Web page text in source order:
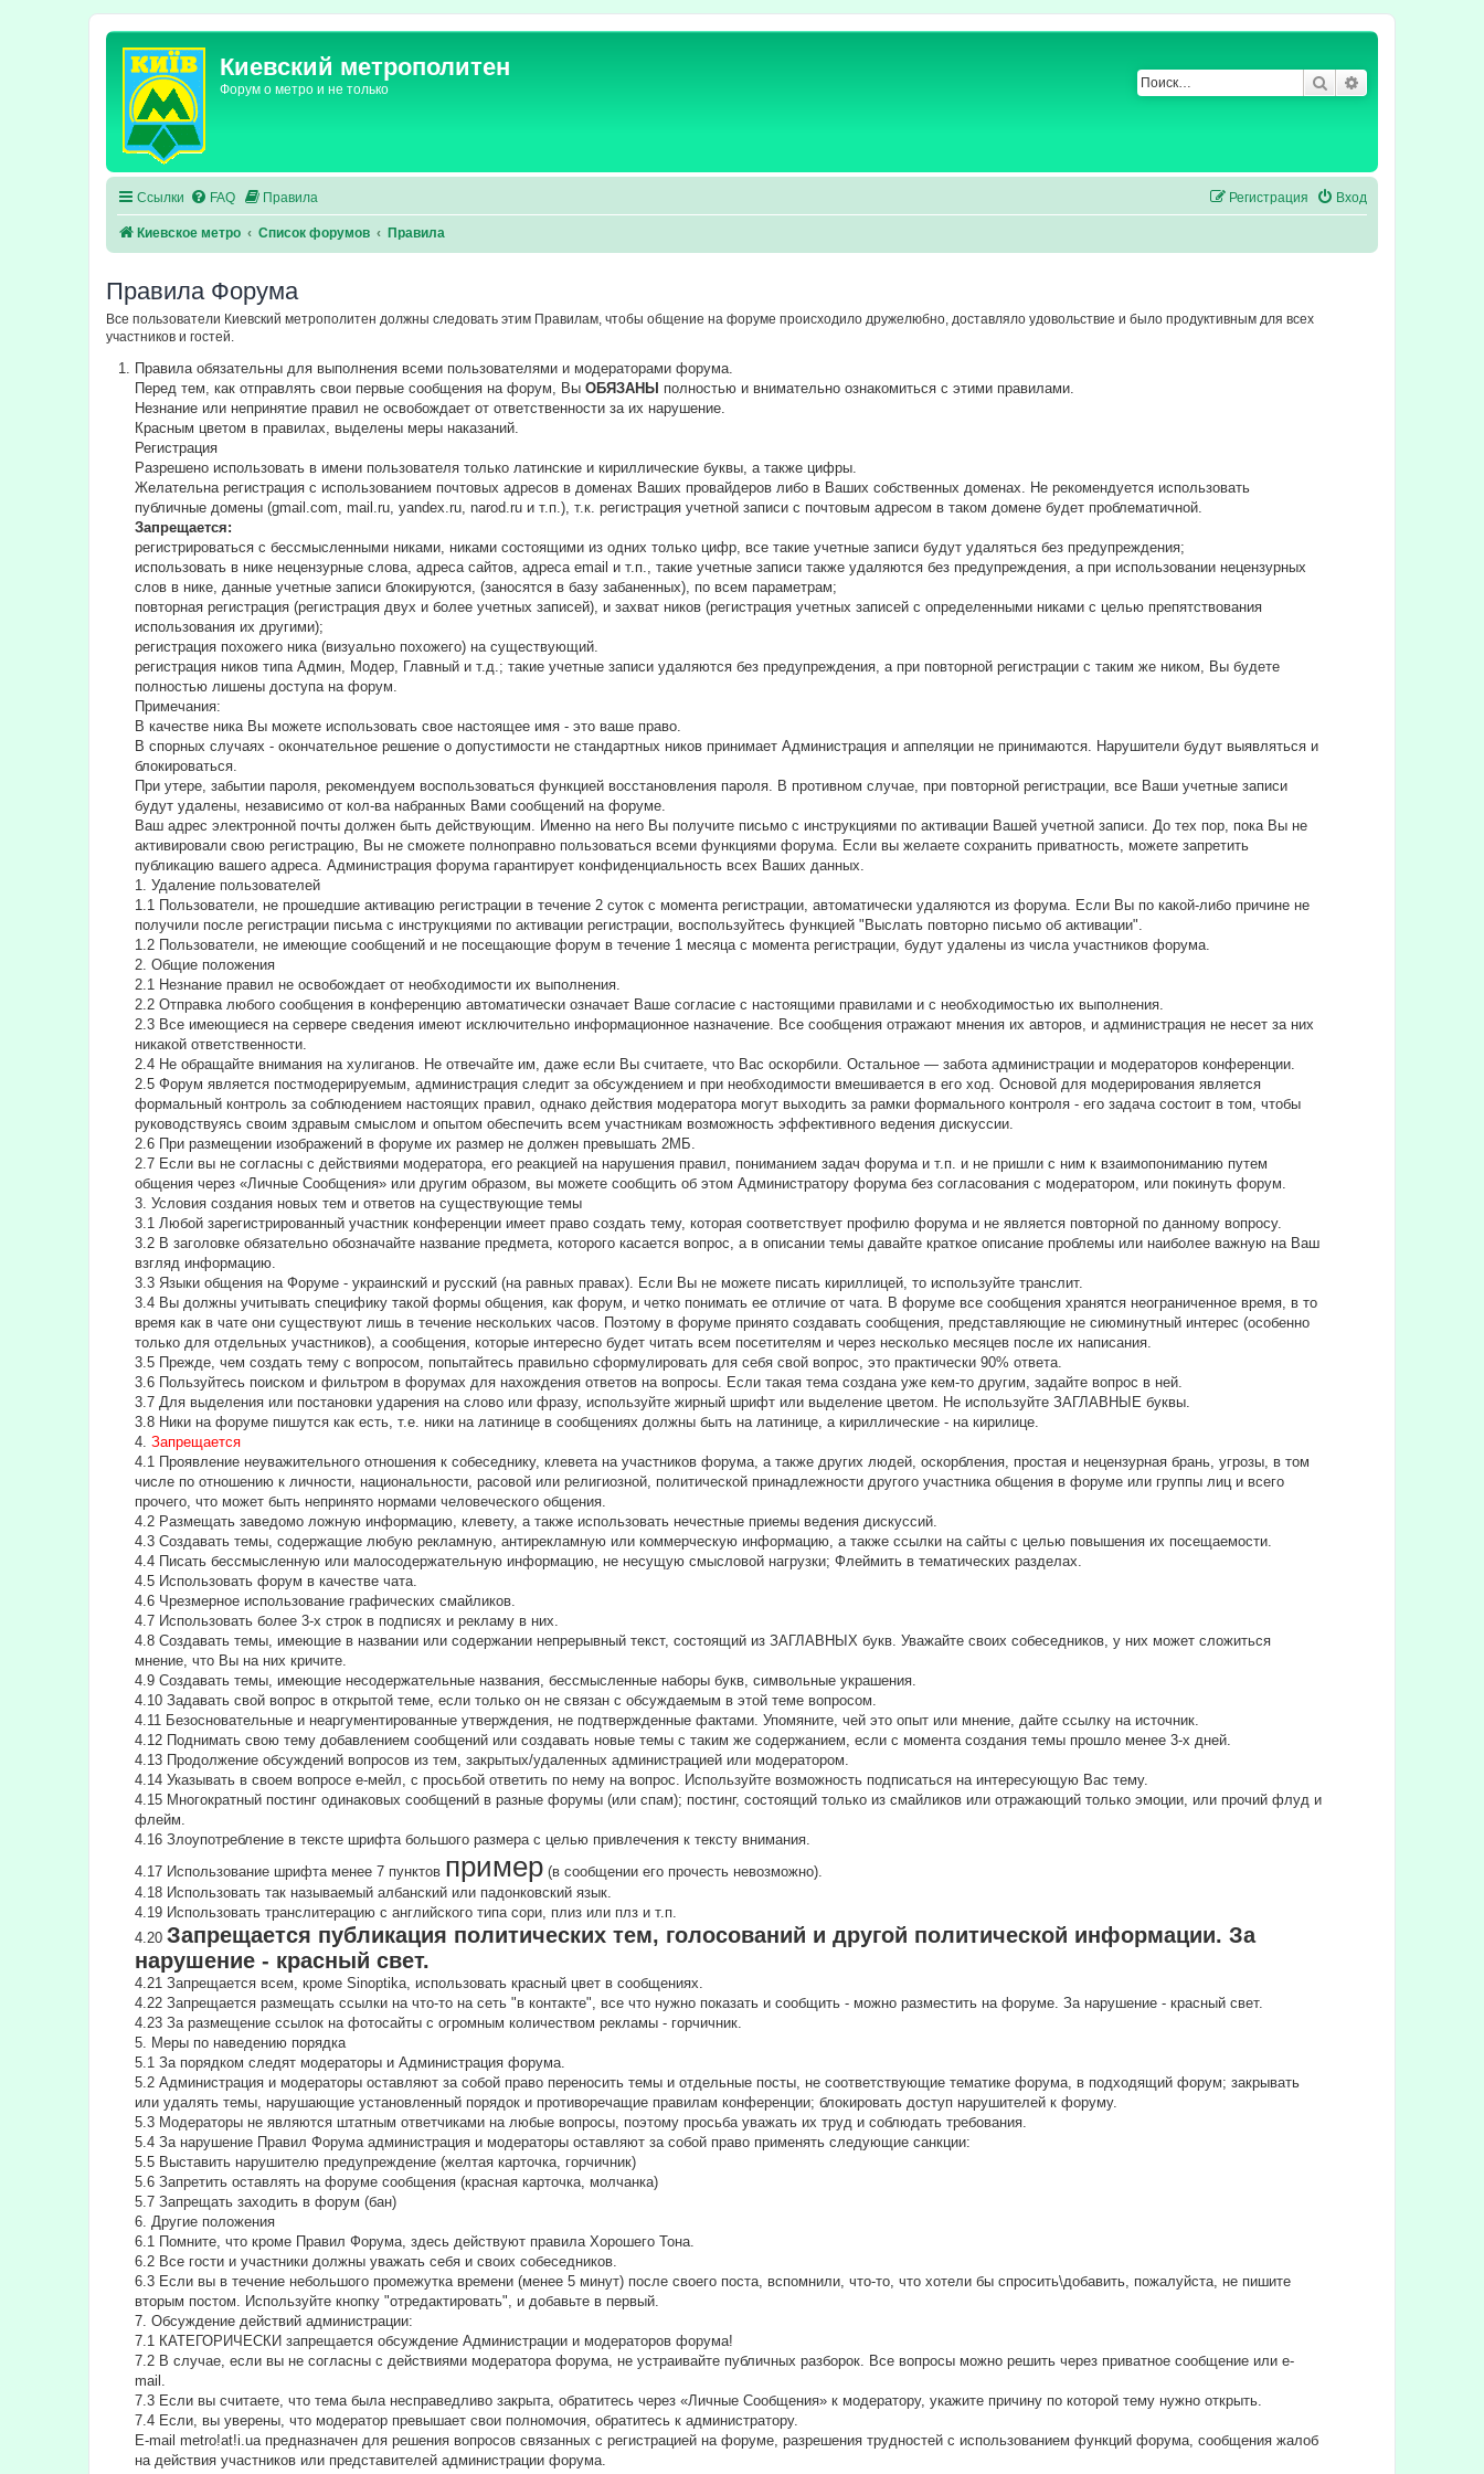
Киевский метрополитен
Форум о метро и не только Поиск
Ссылки FAQ Правила Вход
Регистрация
Киевское метро Список форумов Правила
Правила Форума
Все пользователи Киевский метрополитен должны следовать этим Правилам, чтобы общение на форуме происходило дружелюбно, доставляло удовольствие и было продуктивным для всех
участников и гостей.
Правила обязательны для выполнения всеми пользователями и модераторами форума.
Перед тем, как отправлять свои первые сообщения на форум, ВыОБЯЗАНЫ полностью и внимательно ознакомиться с этими правилами.
Незнание или непринятие правил не освобождает от ответственности за их нарушение.
Красным цветом в правилах, выделены меры наказаний.
Регистрация
Разрешено использовать в имени пользователя только латинские и кириллические буквы, а также цифры.
Желательна регистрация с использованием почтовых адресов в доменах Ваших провайдеров либо в Ваших собственных доменах. Не рекомендуется использовать
публичные домены (gmail.com, mail.ru, yandex.ru, narod.ru и т.п.), т.к. регистрация учетной записи с почтовым адресом в таком домене будет проблематичной.
Запрещается:
регистрироваться с бессмысленными никами, никами состоящими из одних только цифр, все такие учетные записи будут удаляться без предупреждения;
использовать в нике нецензурные слова, адреса сайтов, адреса email и т.п., такие учетные записи также удаляются без предупреждения, а при использовании нецензурных
слов в нике, данные учетные записи блокируются, (заносятся в базу забаненных), по всем параметрам;
повторная регистрация (регистрация двух и более учетных записей), и захват ников (регистрация учетных записей с определенными никами с целью препятствования
использования их другими);
регистрация похожего ника (визуально похожего) на существующий.
регистрация ников типа Админ, Модер, Главный и т.д.; такие учетные записи удаляются без предупреждения, а при повторной регистрации с таким же ником, Вы будете
полностью лишены доступа на форум.
Примечания:
В качестве ника Вы можете использовать свое настоящее имя - это ваше право.
В спорных случаях - окончательное решение о допустимости не стандартных ников принимает Администрация и аппеляции не принимаются. Нарушители будут выявляться и
блокироваться.
При утере, забытии пароля, рекомендуем воспользоваться функцией восстановления пароля. В противном случае, при повторной регистрации, все Ваши учетные записи
будут удалены, независимо от кол-ва набранных Вами сообщений на форуме.
Ваш адрес электронной почты должен быть действующим. Именно на него Вы получите письмо с инструкциями по активации Вашей учетной записи. До тех пор, пока Вы не
активировали свою регистрацию, Вы не сможете полноправно пользоваться всеми функциями форума. Если вы желаете сохранить приватность, можете запретить
публикацию вашего адреса. Администрация форума гарантирует конфиденциальность всех Ваших данных.
1. Удаление пользователей
1.1 Пользователи, не прошедшие активацию регистрации в течение 2 суток с момента регистрации, автоматически удаляются из форума. Если Вы по какой-либо причине не
получили после регистрации письма с инструкциями по активации регистрации, воспользуйтесь функцией "Выслать повторно письмо об активации".
1.2 Пользователи, не имеющие сообщений и не посещающие форум в течение 1 месяца с момента регистрации, будут удалены из числа участников форума.
2. Общие положения
2.1 Hезнание правил не освобождает от необходимости их выполнения.
2.2 Отправка любого сообщения в конференцию автоматически означает Ваше согласие с настоящими правилами и с необходимостью их выполнения.
2.3 Все имеющиеся на сервере сведения имеют исключительно информационное назначение. Все сообщения отражают мнения их авторов, и администрация не несет за них
никакой ответственности.
2.4 Не обращайте внимания на хулиганов. Не отвечайте им, даже если Вы считаете, что Вас оскорбили. Остальное — забота администрации и модераторов конференции.
2.5 Форум является постмодерируемым, администрация следит за обсуждением и при необходимости вмешивается в его ход. Основой для модерирования является
формальный контроль за соблюдением настоящих правил, однако действия модератора могут выходить за рамки формального контроля - его задача состоит в том, чтобы
руководствуясь своим здравым смыслом и опытом обеспечить всем участникам возможность эффективного ведения дискуссии.
2.6 При размещении изображений в форуме их размер не должен превышать 2МБ.
2.7 Если вы не согласны с действиями модератора, его реакцией на нарушения правил, пониманием задач форума и т.п. и не пришли с ним к взаимопониманию путем
общения через «Личные Сообщения» или другим образом, вы можете сообщить об этом Администратору форума без согласования с модератором, или покинуть форум.
3. Условия создания новых тем и ответов на существующие темы
3.1 Любой зарегистрированный участник конференции имеет право создать тему, которая соответствует профилю форума и не является повторной по данному вопросу.
3.2 В заголовке обязательно обозначайте название предмета, которого касается вопрос, а в описании темы давайте краткое описание проблемы или наиболее важную на Ваш
взгляд информацию.
3.3 Языки общения на Форуме - украинский и русский (на равных правах). Если Вы не можете писать кириллицей, то используйте транслит.
3.4 Вы должны учитывать специфику такой формы общения, как форум, и четко понимать ее отличие от чата. В форуме все сообщения хранятся неограниченное время, в то
время как в чате они существуют лишь в течение нескольких часов. Поэтому в форуме принято создавать сообщения, представляющие не сиюминутный интерес (особенно
только для отдельных участников), а сообщения, которые интересно будет читать всем посетителям и через несколько месяцев после их написания.
3.5 Прежде, чем создать тему с вопросом, попытайтесь правильно сформулировать для себя свой вопрос, это практически 90% ответа.
3.6 Пользуйтесь поиском и фильтром в форумах для нахождения ответов на вопросы. Если такая тема создана уже кем-то другим, задайте вопрос в ней.
3.7 Для выделения или постановки ударения на слово или фразу, используйте жирный шрифт или выделение цветом. Не используйте ЗАГЛАВНЫЕ буквы.
3.8 Ники на форуме пишутся как есть, т.е. ники на латинице в сообщениях должны быть на латинице, а кириллические - на кирилице.
4.Запрещается
4.1 Проявление неуважительного отношения к собеседнику, клевета на участников форума, а также других людей, оскорбления, простая и нецензурная брань, угрозы, в том
числе по отношению к личности, национальности, расовой или религиозной, политической принадлежности другого участника общения в форуме или группы лиц и всего
прочего, что может быть непринято нормами человеческого общения.
4.2 Размещать заведомо ложную информацию, клевету, а также использовать нечестные приемы ведения дискуссий.
4.3 Создавать темы, содержащие любую рекламную, антирекламную или коммерческую информацию, а также ссылки на сайты с целью повышения их посещаемости.
4.4 Писать бессмысленнyю или малосодеpжательнyю инфоpмацию, не несущую смысловой нагрузки; Флеймить в тематических разделах.
4.5 Использовать форум в качестве чата.
4.6 Чрезмерное использование графических смайликов.
4.7 Использовать более 3-х строк в подписях и рекламу в них.
4.8 Создавать темы, имеющие в названии или содержании непрерывный текст, состоящий из ЗАГЛАВНЫХ букв. Уважайте своих собеседников, у них может сложиться
мнение, что Вы на них кричите.
4.9 Создавать темы, имеющие несодержательные названия, бессмысленные наборы букв, символьные украшения.
4.10 Задавать свой вопрос в открытой теме, если только он не связан с обсуждаемым в этой теме вопросом.
4.11 Безосновательные и неаргументированные утверждения, не подтвержденные фактами. Упомяните, чей это опыт или мнение, дайте ссылку на источник.
4.12 Поднимать свою тему добавлением сообщений или создавать новые темы с таким же содержанием, если с момента создания темы прошло менее 3-х дней.
4.13 Продолжение обсyждений вопросов из тем, закpытых/удаленных администрацией или модератором.
4.14 Указывать в своем вопросе е-мейл, с просьбой ответить по нему на вопрос. Используйте возможность подписаться на интересующую Вас тему.
4.15 Многократный постинг одинаковых сообщений в разные форумы (или спам); постинг, состоящий только из смайликов или отражающий только эмоции, или прочий флуд и
флейм.
4.16 Злоупотребление в тексте шрифта большого размера с целью привлечения к тексту внимания.
4.17 Использование шрифта менее 7 пунктов пример (в сообщении его прочесть невозможно).
4.18 Использовать так называемый албанский или падонковский язык.
4.19 Использовать транслитерацию с английского типа сори, плиз или плз и т.п.
4.20Запрещается публикация политических тем, голосований и другой политической информации. За
нарушение - красный свет.
4.21 Запрещается всем, кроме Sinoptika, использовать красный цвет в сообщениях.
4.22 Запрещается размещать ссылки на что-то на сеть "в контакте", все что нужно показать и сообщить - можно разместить на форуме. За нарушение - красный свет.
4.23 За размещение ссылок на фотосайты с огромным количеством рекламы - горчичник.
5. Меры по наведению порядка
5.1 За порядком следят модераторы и Администрация форума.
5.2 Администрация и модераторы оставляют за собой право переносить темы и отдельные посты, не соответствующие тематике форума, в подходящий форум; закрывать
или удалять темы, нарушающие установленный порядок и противоречащие правилам конференции; блокировать доступ нарушителей к форуму.
5.3 Модераторы не являются штатным ответчиками на любые вопросы, поэтому просьба уважать их труд и соблюдать требования.
5.4 За нарушение Правил Форума администрация и модераторы оставляют за собой право применять следующие санкции:
5.5 Выставить нарушителю предупреждение (желтая карточка, горчичник)
5.6 Запретить оставлять на форуме сообщения (красная карточка, молчанка)
5.7 Запрещать заходить в форум (бан)
6. Другие положения
6.1 Помните, что кроме Правил Форума, здесь действуют правила Хорошего Тона.
6.2 Все гости и участники должны уважать себя и своих собеседников.
6.3 Если вы в течение небольшого промежутка времени (менее 5 минут) после своего поста, вспомнили, что-то, что хотели бы спросить\добавить, пожалуйста, не пишите
вторым постом. Используйте кнопку "отредактировать", и добавьте в первый.
7. Обсуждение действий администрации:
7.1 КАТЕГОРИЧЕСКИ запрещается обсуждение Администрации и модераторов форума!
7.2 В случае, если вы не согласны с действиями модератора форума, не устраивайте публичных разборок. Все вопросы можно решить через приватное сообщение или e-
mail.
7.3 Если вы считаете, что тема была несправедливо закрыта, обратитесь через «Личные Сообщения» к модератору, укажите причину по которой тему нужно открыть.
7.4 Если, вы уверены, что модератор превышает свои полномочия, обратитесь к администратору.
E-mail metro!at!i.ua предназначен для решения вопросов связанных с регистрацией на форуме, разрешения трудностей с использованием функций форума, сообщения жалоб
на действия участников или представителей администрации форума.